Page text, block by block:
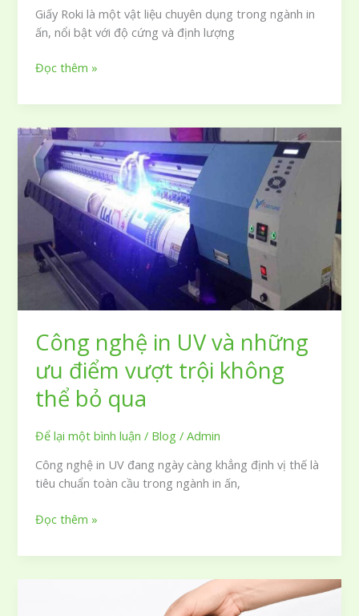
Giấy Roki là một vật liệu chuyên dụng trong ngành in
ấn, nổi bật với độ cứng và định lượng
Giấy
là
và
những
ứng
dụng
phổ
biến
trong
in
Đọc thêm »
Công nghệ in UV và những
ưu điểm vượt trội không
thể bỏ qua
Để lại một bình luận / Blog /Admin
Công nghệ in UV đang ngày càng khẳng định vị thế là
tiêu chuẩn toàn cầu trong ngành in ấn,
Công
in
Đọc thêm »